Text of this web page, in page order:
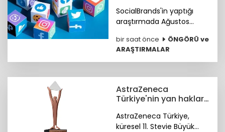
SocialBrands'in yaptığı
araştırmada Ağustos
üçü Aselsan, MKE ve tabii
oldu.
bir saat önce
ÖNGÖRÜ ve
ARAŞTIRMALAR
AstraZeneca
Türkiye'nin yan haklar
uluslararası ödül
AstraZeneca Türkiye,
küresel 11. Stevie Büyük